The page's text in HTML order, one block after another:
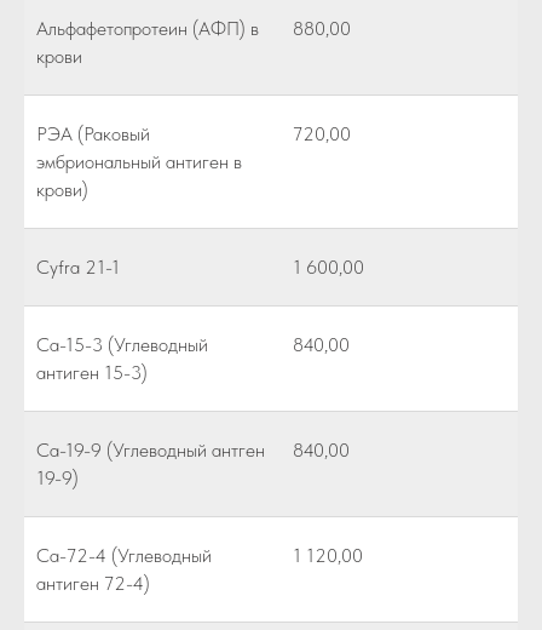
Альфафетопротеин (АФП) в
крови
880,00
РЭА (Раковый
эмбриональный антиген в
крови)
720,00
Cyfra 21-1 1 600,00
Са-15-3 (Углеводный
антиген 15-3)
840,00
Са-19-9 (Углеводный антген
19-9)
840,00
Са-72-4 (Углеводный
антиген 72-4)
1 120,00